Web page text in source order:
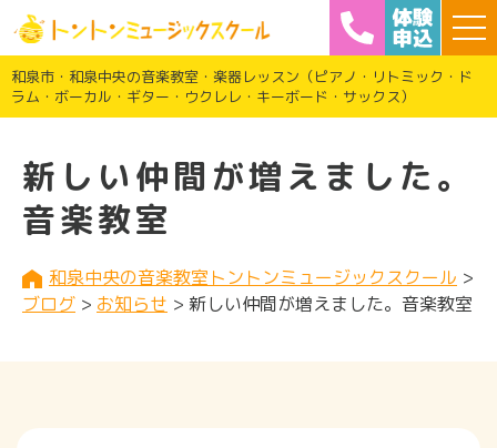
和泉市・和泉中央の音楽教室・楽器レッスン（ピアノ・リトミック・ド
ラム・ボーカル・ギター・ウクレレ・キーボード・サックス）
新しい仲間が増えました。
音楽教室
和泉中央の音楽教室トントンミュージックスクール >
ブログ > お知らせ > 新しい仲間が増えました。音楽教室